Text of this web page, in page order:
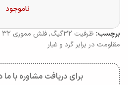
ناموجود
برچسب: ظرفیت 32گیگ ,فلش مموری 32 گیک teamgroup مدل c171
مقاومت در برابر گرد و غبار
برای دریافت مشاوره با ما